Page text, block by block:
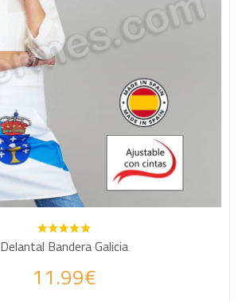
Delantal Bandera Galicia
11.99€